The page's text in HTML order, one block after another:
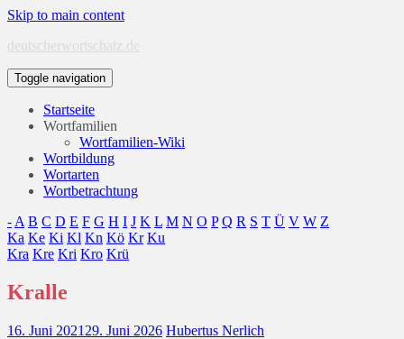
Skip to main content
deutscherwortschatz.de
Toggle navigation
Startseite
Wortfamilien
Wortfamilien-Wiki
Wortbildung
Wortarten
Wortbetrachtung
- A B C D E F G H I J K L M N O P Q R S T Ü V W Z
Ka Ke Ki Kl Kn Kö Kr Ku
Kra Kre Kri Kro Krü
Kralle
16. Juni 2021 29. Juni 2026 Hubertus Nerlich